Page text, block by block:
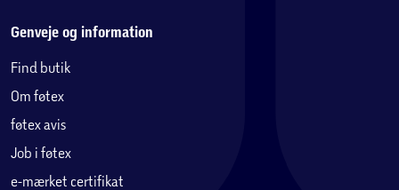
Genveje og information
Find butik
Om føtex
føtex avis
Job i føtex
e-mærket certifikat